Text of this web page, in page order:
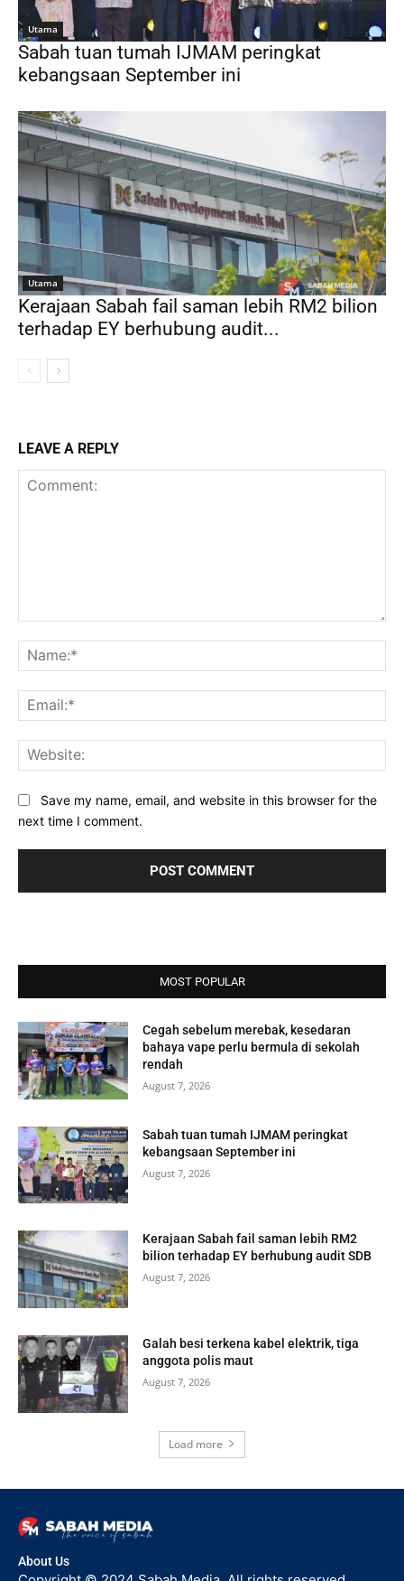
Utama
Sabah tuan tumah IJMAM peringkat
kebangsaan September ini
Utama
Kerajaan Sabah fail saman lebih RM2 bilion
terhadap EY berhubung audit...
LEAVE A REPLY
Save my name, email, and website in this browser for the
next time I comment.
MOST POPULAR
Cegah sebelum merebak, kesedaran
bahaya vape perlu bermula di sekolah
rendah
August 7, 2026
Sabah tuan tumah IJMAM peringkat
kebangsaan September ini
August 7, 2026
Kerajaan Sabah fail saman lebih RM2
bilion terhadap EY berhubung audit SDB
August 7, 2026
Galah besi terkena kabel elektrik, tiga
anggota polis maut
August 7, 2026
Load more
About Us